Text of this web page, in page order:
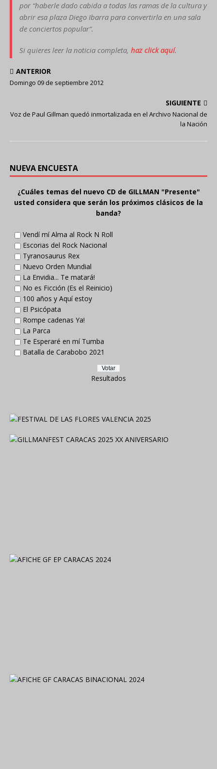
por “haberle dado cabida a todas las ramas de la cultura y
abrir esa plaza Diego Ibarra para convertirla en una sala
de conciertos popular”.
Si quieres leer la noticia completa, haz click aquí.
ANTERIOR
Domingo 09 de septiembre 2012
SIGUIENTE
Voz de Paul Gillman quedó inmortalizada en el Archivo Nacional de
la Nación
NUEVA ENCUESTA
¿Cuáles temas del nuevo CD de GILLMAN "Presente"
usted considera que serán los próximos clásicos de la
banda?
Vendí mí Alma al Rock N Roll
Escorias del Rock Nacional
Tyranosaurus Rex
Nuevo Orden Mundial
La Envidia... Te matará!
No es Ficción (Es el Reinicio)
100 años y Aquí estoy
El Psicópata
Rompe cadenas Ya!
La Parca
Te Esperaré en mí Tumba
Batalla de Carabobo 2021
Resultados